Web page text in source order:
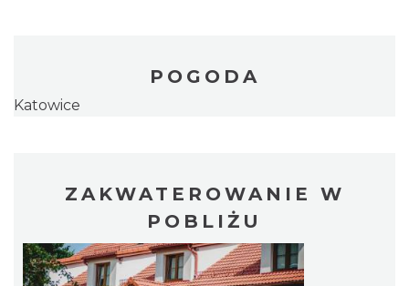
POGODA
Katowice
ZAKWATEROWANIE W
POBLIŻU